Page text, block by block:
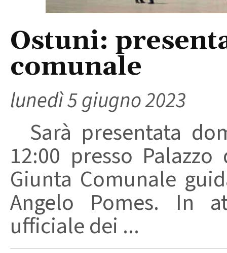
Ostuni:
comunale
lunedì 5 giugno 2023
Sarà presentata
12:00 presso
Giunta Comunale
Angelo Pomes. In
ufficiale dei ...